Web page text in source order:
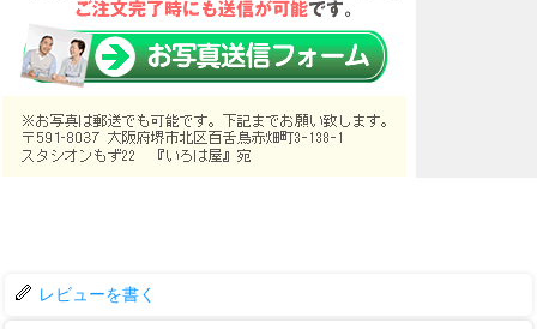
レビューを書く